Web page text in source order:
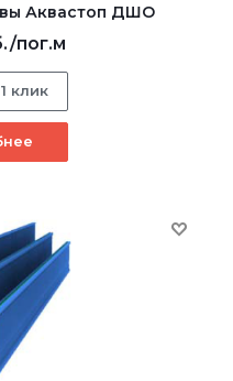
Аквастоп ДШО
/пог.м
клик